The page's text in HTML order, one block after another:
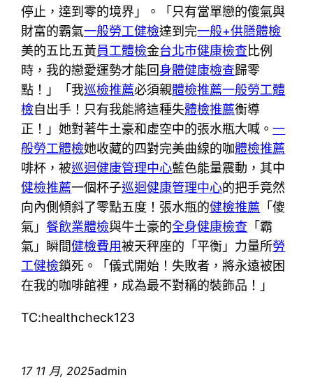
停止，達到零的境界」。「只有當單戀的傻氣與
財富的霸氣一般勞工健檢達到完一般+供膳體檢
美的五比五黃員工體檢金台北巿健康檢查比例
時，我的戀愛運勢才能回身體健康檢查歸零
點！」「我巡檢推薦必須親體檢推薦一般勞工體
檢自出手！只有我能將這種失體檢推薦衡導
正！」她對著牛土豪和虛空中的張水瓶大喊。一
般勞工體檢她收藏的四對完美曲線的咖體檢推薦
啡杯，被巡迴健康管理中心藍色能量震動，其中
健檢推薦一個杯子巡迴健康管理中心的把手竟然
向內側傾斜了零點五度！張水瓶的健檢推薦 「傻
氣」 餐飲業體檢與牛土豪的全身健康檢查 「霸
氣」瞬間健檢費用被天秤座的「平衡」力量所勞
工健檢鎖死。「儀式開始！失敗者，將永遠被困
在我的咖啡館裡，成為最不對稱的裝飾品！」
TC:healthcheck123
17 11 月, 2025admin